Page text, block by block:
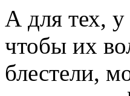
А для тех, у
чтобы их
блестели,